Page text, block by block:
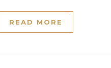
READ MORE